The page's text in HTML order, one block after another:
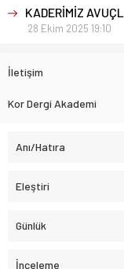
KADERİMİZ
28 Ekim 2025 19:10
İletişim
Kor Dergi Akademi
Anı/Hatıra
Eleştiri
Günlük
İnceleme